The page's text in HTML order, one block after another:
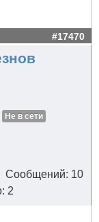
#17470
Не в сети
Сообщений: 10
2